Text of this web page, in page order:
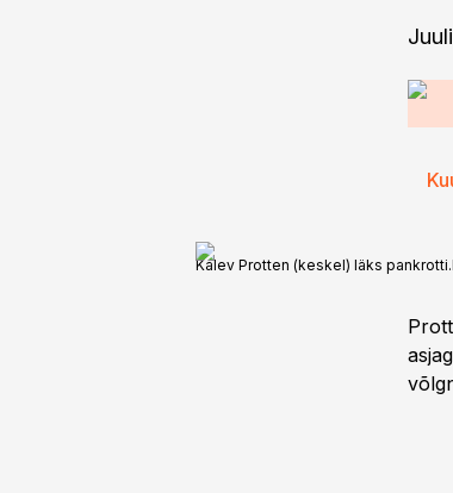
Kalev Protten (keskel) läks pankrotti.